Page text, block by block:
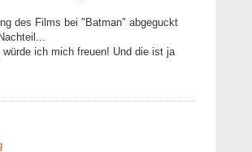
des Films bei "Batman" abgeguckt
ich mich freuen! Und die ist ja